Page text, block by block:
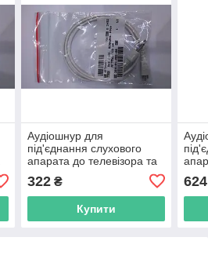
Аудіошнур для
під'єднання слухового
апарата до телевізора та
завдовжки 60 см на одне
вухо,1 ка
322₴
Купити
624